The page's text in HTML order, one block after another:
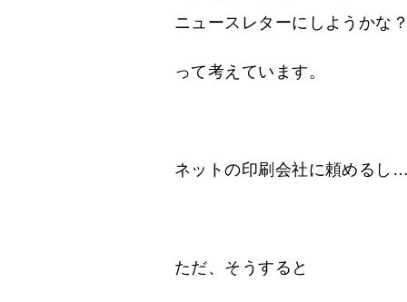
ニュースレターにしようかな
って考えています。
ネットの印刷会社に頼めるし
ただ、そうすると